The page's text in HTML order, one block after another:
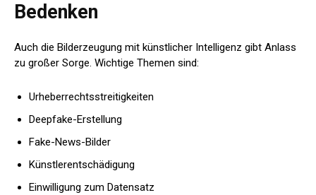
Bedenken
Auch die Bilderzeugung mit künstlicher Intelligenz gibt Anlass
zu großer Sorge. Wichtige Themen sind:
Urheberrechtsstreitigkeiten
Deepfake-Erstellung
Fake-News-Bilder
Künstlerentschädigung
Einwilligung zum Datensatz